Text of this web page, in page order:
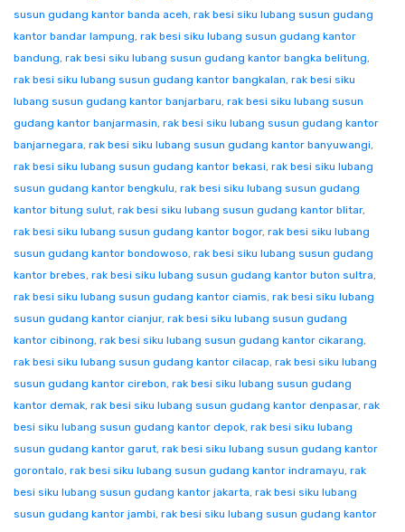
susun gudang kantor banda aceh, rak besi siku lubang susun gudang
kantor bandar lampung, rak besi siku lubang susun gudang kantor
bandung, rak besi siku lubang susun gudang kantor bangka belitung,
rak besi siku lubang susun gudang kantor bangkalan, rak besi siku
lubang susun gudang kantor banjarbaru, rak besi siku lubang susun
gudang kantor banjarmasin, rak besi siku lubang susun gudang kantor
banjarnegara, rak besi siku lubang susun gudang kantor banyuwangi,
rak besi siku lubang susun gudang kantor bekasi, rak besi siku lubang
susun gudang kantor bengkulu, rak besi siku lubang susun gudang
kantor bitung sulut, rak besi siku lubang susun gudang kantor blitar,
rak besi siku lubang susun gudang kantor bogor, rak besi siku lubang
susun gudang kantor bondowoso, rak besi siku lubang susun gudang
kantor brebes, rak besi siku lubang susun gudang kantor buton sultra,
rak besi siku lubang susun gudang kantor ciamis, rak besi siku lubang
susun gudang kantor cianjur, rak besi siku lubang susun gudang
kantor cibinong, rak besi siku lubang susun gudang kantor cikarang,
rak besi siku lubang susun gudang kantor cilacap, rak besi siku lubang
susun gudang kantor cirebon, rak besi siku lubang susun gudang
kantor demak, rak besi siku lubang susun gudang kantor denpasar, rak
besi siku lubang susun gudang kantor depok, rak besi siku lubang
susun gudang kantor garut, rak besi siku lubang susun gudang kantor
gorontalo, rak besi siku lubang susun gudang kantor indramayu, rak
besi siku lubang susun gudang kantor jakarta, rak besi siku lubang
susun gudang kantor jambi, rak besi siku lubang susun gudang kantor